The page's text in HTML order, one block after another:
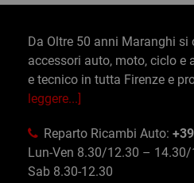
Da Oltre 50 anni Maranghi
accessori auto, moto, ciclo
e tecnico in tutta Firenze e
leggere...]
Reparto Ricambi Auto:
Lun-Ven 8.30/12.30 – 14.30/
Sab 8.30-12.30